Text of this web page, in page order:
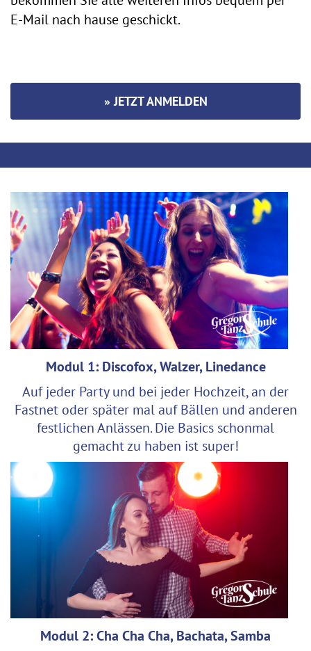
E-Mail nach hause geschickt.
» JETZT ANMELDEN
Modul 1: Discofox, Walzer, Linedance
Auf jeder Party und bei jeder Hochzeit, an der
Fastnet oder später mal auf Bällen und anderen
festlichen Anlässen. Die Basics schonmal
gemacht zu haben ist super!
Modul 2: Cha Cha Cha, Bachata, Samba